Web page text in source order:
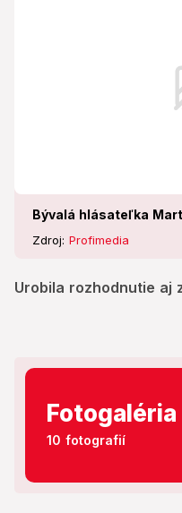
Bývalá hlásateľka
Zdroj: Profimedia
Urobila rozhodnutie aj
Fotogaléria
10 fotografií